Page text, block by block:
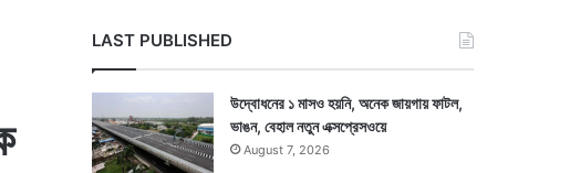
LAST PUBLISHED
উদ্বোধনের ১ মাসও হয়নি, অনেক জায়গায় ফাটল,
ভাঙন, বেহাল নতুন এক্সপ্রেসওয়ে
August 7, 2026